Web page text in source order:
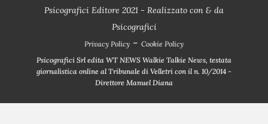
Psicografici Editore 2021 - Realizzato con & da
Psicografici
Privacy Policy - Cookie Policy
Psicografici Srl edita WT NEWS Walkie Talkie News, testata
giornalistica online al Tribunale di Velletri con il n. 10/2014 -
Direttore Manuel Diana